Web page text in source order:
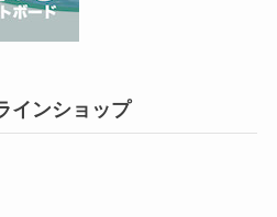
インショップ